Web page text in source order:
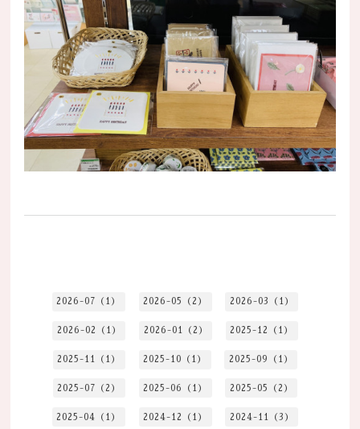
2026-07（1） 2026-05（2） 2026-03（1）
2026-02（1） 2026-01（2） 2025-12（1）
2025-11（1） 2025-10（1） 2025-09（1）
2025-07（2） 2025-06（1） 2025-05（2）
2025-04（1） 2024-12（1） 2024-11（3）